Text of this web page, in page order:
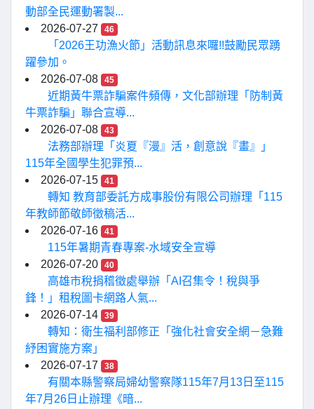
動部全民運動署製...
2026-07-27
46
「2026王功漁火節」活動訊息來囉!!鼓勵民眾踴
躍參加。
2026-07-08
45
近期黃牛票詐騙案件頻傳，文化部辦理「防制黃
牛票詐騙」聯合宣導...
2026-07-08
43
法務部辦理「炎夏『漫』活，創意說『畫』」
115年全國學生犯罪預...
2026-07-15
41
轉知 教育部委託方成事股份有限公司辦理「115
年教師節敬師徵稿活...
2026-07-16
41
115年暑期青春專案-水域安全宣導
2026-07-20
40
高雄市稅捐稽徵處舉辦「AI召集令！稅與爭
鋒！」租稅圖卡網路人氣...
2026-07-14
39
轉知：衛生福利部修正「強化社會安全網－急難
紓困實施方案」
2026-07-17
38
有關本縣警察局婦幼警察隊115年7月13日至115
年7月26日止辦理《暗...